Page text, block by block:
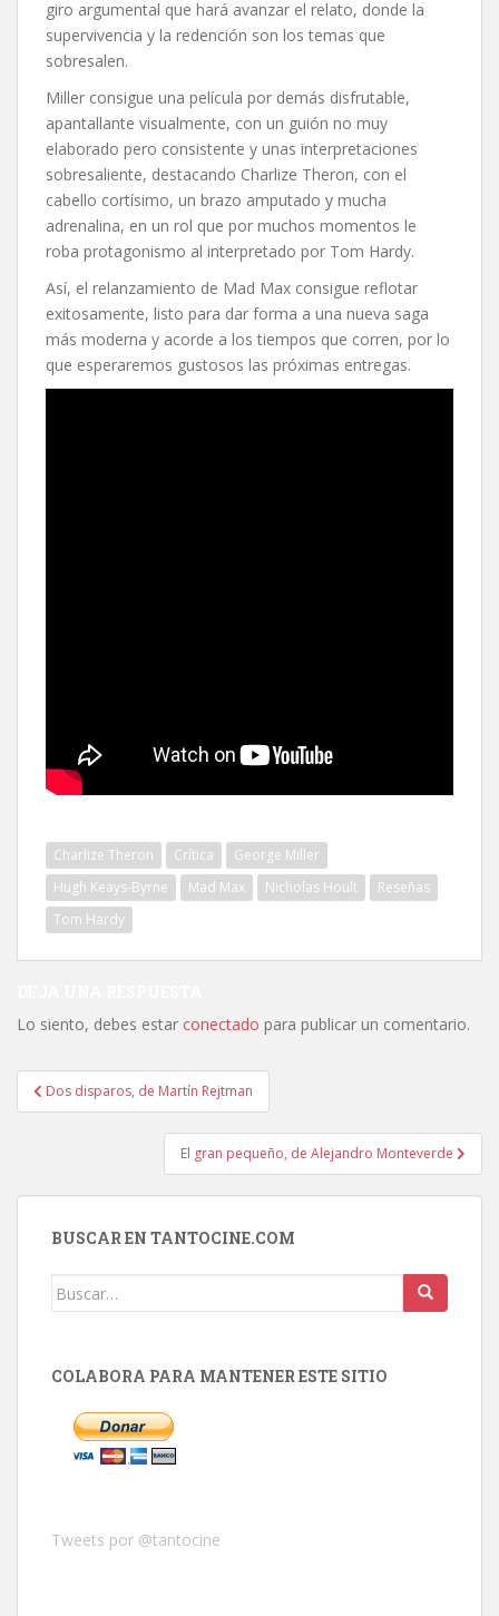
giro argumental que hará avanzar el relato, donde la
supervivencia y la redención son los temas que
sobresalen.
Miller consigue una película por demás disfrutable,
apantallante visualmente, con un guión no muy
elaborado pero consistente y unas interpretaciones
sobresaliente, destacando Charlize Theron, con el
cabello cortísimo, un brazo amputado y mucha
adrenalina, en un rol que por muchos momentos le
roba protagonismo al interpretado por Tom Hardy.
Así, el relanzamiento de Mad Max consigue reflotar
exitosamente, listo para dar forma a una nueva saga
más moderna y acorde a los tiempos que corren, por lo
que esperaremos gustosos las próximas entregas.
Charlize Theron Crítica
George Miller
Hugh Keays-Byrne
Mad Max Nicholas Hoult
Reseñas
Tom Hardy
Lo siento, debes estar conectado para publicar un comentario.
Navegación
de
Dos disparos, de Martín Rejtman
El gran pequeño, de Alejandro Monteverde
BUSCAR EN TANTOCINE.COM
Buscar:
COLABORA PARA MANTENER ESTE SITIO
Tweets por @tantocine